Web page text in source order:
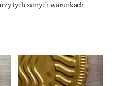
tych samych warunkach